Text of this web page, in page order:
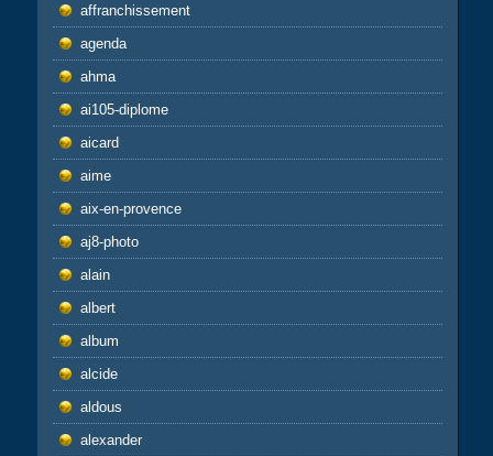
affranchissement
agenda
ahma
ai105-diplome
aicard
aime
aix-en-provence
aj8-photo
alain
albert
album
alcide
aldous
alexander